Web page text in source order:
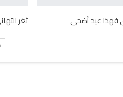
فهذا عيد أضحى ثغر